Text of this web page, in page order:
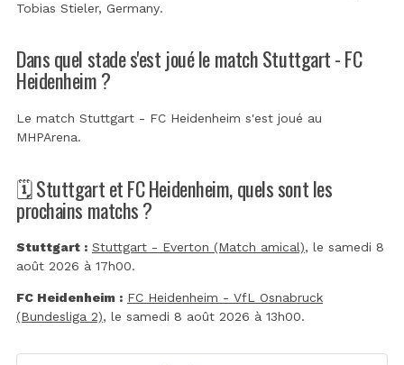
Tobias Stieler, Germany.
Dans quel stade s'est joué le match Stuttgart - FC
Heidenheim ?
Le match Stuttgart - FC Heidenheim s'est joué au
MHPArena.
🗓️ Stuttgart et FC Heidenheim, quels sont les
prochains matchs ?
Stuttgart : Stuttgart - Everton (Match amical), le samedi 8
août 2026 à 17h00.
FC Heidenheim : FC Heidenheim - VfL Osnabruck
(Bundesliga 2), le samedi 8 août 2026 à 13h00.